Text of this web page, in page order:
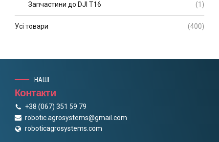
Запчастини до DJI T16 (1)
Усі товари (400)
НАШІ
Контакти
+38 (067) 351 59 79
robotic.agrosystems@gmail.com
roboticagrosystems.com